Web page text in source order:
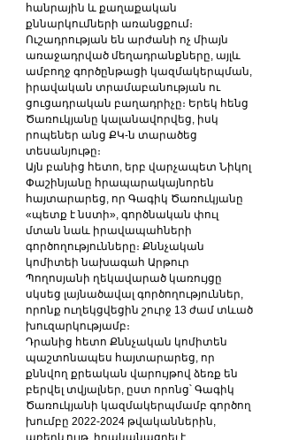
հանրային և քաղաքական
քննարկումների առանցքում։
Ուշադրության են արժանի ոչ միայն
առաջադրված մեղադրանքները, այլև
ամբողջ գործընթացի կազմակերպման,
իրավական տրամաբանության ու
ցուցադրական բաղադրիչը։ Երեկ հենց
Ծառուկյանը կալանավորվեց, իսկ
րոպեներ անց ՔԿ-ն տարածեց
տեսանյութը։
Այն բանից հետո, երբ վարչապետ Նիկոլ
Փաշինյանը հրապարակայնորեն
հայտարարեց, որ Գագիկ Ծառուկյանը
«պետք է նստի», գործնական փուլ
մտան նաև իրավապահների
գործողությունները։ Քննչական
կոմիտեի նախագահ Արթուր
Պողոսյանի ղեկավարած կառույցը
սկսեց լայնածավալ գործողություններ,
որոնք ուղեկցվեցին շուրջ 13 ժամ տևած
խուզարկությամբ։
Դրանից հետո Քննչական կոմիտեն
պաշտոնապես հայտարարեց, որ
քննվող քրեական վարույթով ձեռք են
բերվել տվյալներ, ըստ որոնց՝ Գագիկ
Ծառուկյանի կազմակերպմամբ գործող
խումբը 2022-2024 թվականներին,